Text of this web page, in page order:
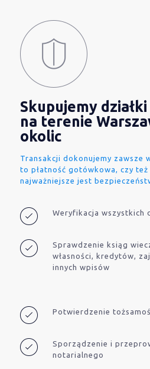
Skupujemy
na terenie
okolic
Transakcji dokonujemy zawsze
to płatność gotówkowa, czy też
najważniejsze jest
Weryfikacja wszystkich
Sprawdzenie ksiąg
własności, kredytów,
innych wpisów
Potwierdzenie
Sporządzenie i
notarialnego